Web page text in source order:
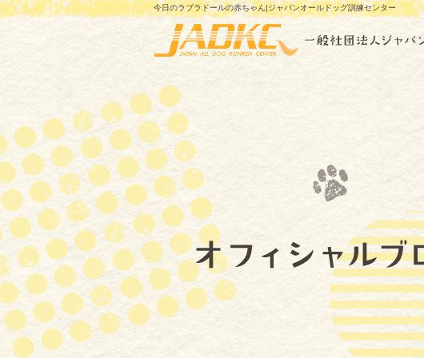
今日のラブラドールの赤ちゃん|ジャパンオールドッグ訓練センター